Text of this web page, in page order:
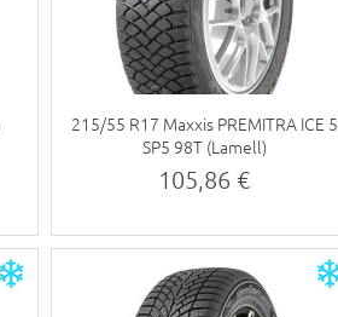
215/55 R17 Maxxis PREMITRA ICE 5
SP5 98T (Lamell)
105,86 €